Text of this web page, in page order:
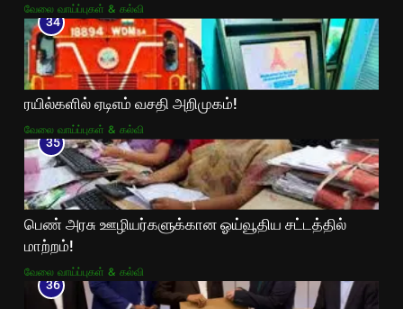
வேலை வாய்ப்புகள் & கல்வி
34
ரயில்களில் ஏடிஎம் வசதி அறிமுகம்!
வேலை வாய்ப்புகள் & கல்வி
35
பெண் அரசு ஊழியர்களுக்கான ஓய்வூதிய சட்டத்தில்
மாற்றம்!
வேலை வாய்ப்புகள் & கல்வி
36